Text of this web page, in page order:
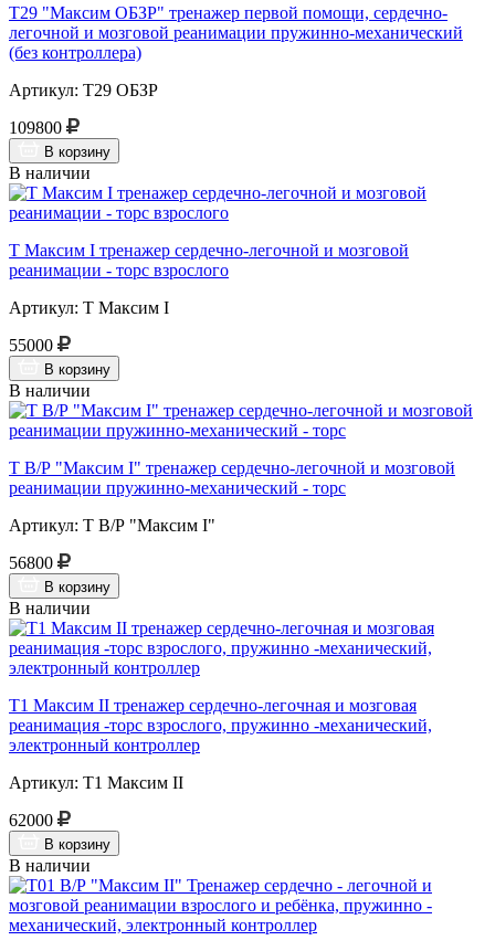
Т29 "Максим ОБЗР" тренажер первой помощи, сердечно-
легочной и мозговой реанимации пружинно-механический
(без контроллера)
Артикул: Т29 ОБЗР
109800
В корзину
В наличии
Т Максим I тренажер сердечно-легочной и мозговой
реанимации - торс взрослого
Артикул: Т Максим I
55000
В корзину
В наличии
Т В/Р "Максим I" тренажер сердечно-легочной и мозговой
реанимации пружинно-механический - торс
Артикул: Т В/Р "Максим I"
56800
В корзину
В наличии
Т1 Максим II тренажер сердечно-легочная и мозговая
реанимация -торс взрослого, пружинно -механический,
электронный контроллер
Артикул: Т1 Максим II
62000
В корзину
В наличии